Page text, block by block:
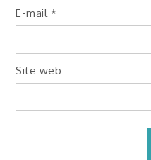
E-mail *
Site web